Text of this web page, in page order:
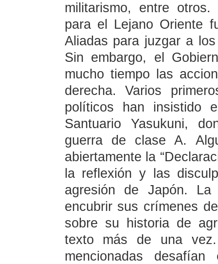
militarismo, entre
para el Lejano Oriente
Aliadas para juzgar a
Sin embargo, el
mucho tiempo las
derecha. Varios
políticos han insistido
Santuario Yasukuni,
guerra de clase A.
abiertamente la
la reflexión y las
agresión de Japón. La
encubrir sus crímenes
sobre su historia de
texto más de una
mencionadas